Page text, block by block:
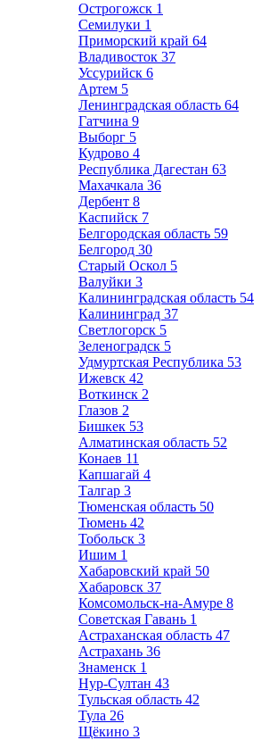
Острогожск 1
Семилуки 1
Приморский край 64
Владивосток 37
Уссурийск 6
Артем 5
Ленинградская область 64
Гатчина 9
Выборг 5
Кудрово 4
Республика Дагестан 63
Махачкала 36
Дербент 8
Каспийск 7
Белгородская область 59
Белгород 30
Старый Оскол 5
Валуйки 3
Калининградская область 54
Калининград 37
Светлогорск 5
Зеленоградск 5
Удмуртская Республика 53
Ижевск 42
Воткинск 2
Глазов 2
Бишкек 53
Алматинская область 52
Конаев 11
Капшагай 4
Талгар 3
Тюменская область 50
Тюмень 42
Тобольск 3
Ишим 1
Хабаровский край 50
Хабаровск 37
Комсомольск-на-Амуре 8
Советская Гавань 1
Астраханская область 47
Астрахань 36
Знаменск 1
Нур-Султан 43
Тульская область 42
Тула 26
Щёкино 3